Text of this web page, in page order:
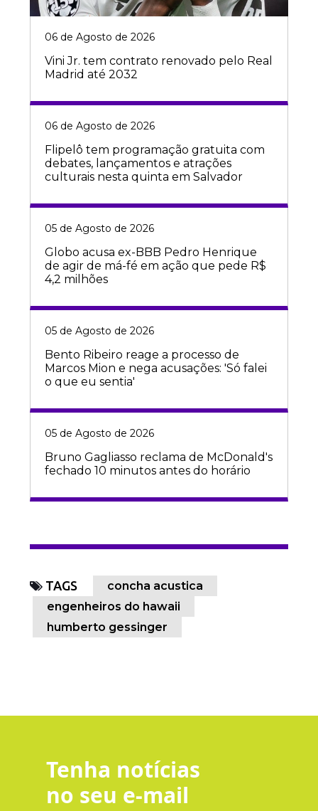
06 de Agosto de 2026
Vini Jr. tem contrato renovado pelo Real
Madrid até 2032
06 de Agosto de 2026
Flipelô tem programação gratuita com
debates, lançamentos e atrações
culturais nesta quinta em Salvador
05 de Agosto de 2026
Globo acusa ex-BBB Pedro Henrique
de agir de má-fé em ação que pede R$
4,2 milhões
05 de Agosto de 2026
Bento Ribeiro reage a processo de
Marcos Mion e nega acusações: 'Só falei
o que eu sentia'
05 de Agosto de 2026
Bruno Gagliasso reclama de McDonald's
fechado 10 minutos antes do horário
TAGS
concha acustica
engenheiros do hawaii
humberto gessinger
Tenha notícias
no seu e-mail